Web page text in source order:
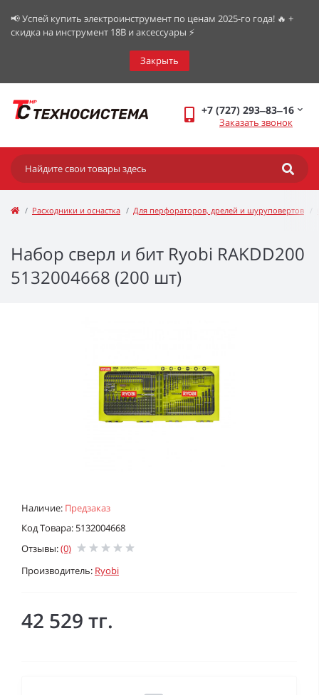
📢 Успей купить электроинструмент по ценам 2025-го года! 🔥 +
скидка на инструмент 18В и аксессуары ⚡️
Закрыть
+7 (727) 293‒83‒16
Заказать звонок
Расходники и оснастка Для перфораторов, дрелей и шуруповертов
Набор сверл и бит Ryobi RAKDD200
5132004668 (200 шт)
Наличие: Предзаказ
Код Товара: 5132004668
Отзывы:(0)
Производитель: Ryobi
42 529 тг.